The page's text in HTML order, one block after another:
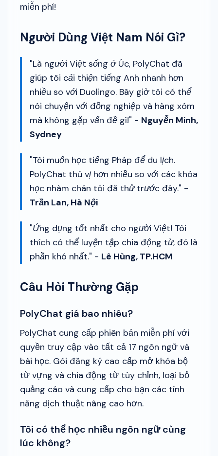
miễn phí!
Người Dùng Việt Nam Nói Gì?
"Là người Việt sống ở Úc, PolyChat đã
giúp tôi cải thiện tiếng Anh nhanh hơn
nhiều so với Duolingo. Bây giờ tôi có thể
nói chuyện với đồng nghiệp và hàng xóm
mà không gặp vấn đề gì!" - Nguyễn Minh,
Sydney
"Tôi muốn học tiếng Pháp để du lịch.
PolyChat thú vị hơn nhiều so với các khóa
học nhàm chán tôi đã thử trước đây." -
Trần Lan, Hà Nội
"Ứng dụng tốt nhất cho người Việt! Tôi
thích có thể luyện tập chia động từ, đó là
phần khó nhất." - Lê Hùng, TP.HCM
Câu Hỏi Thường Gặp
PolyChat giá bao nhiêu?
PolyChat cung cấp phiên bản miễn phí với
quyền truy cập vào tất cả 17 ngôn ngữ và
bài học. Gói đăng ký cao cấp mở khóa bộ
từ vựng và chia động từ tùy chỉnh, loại bỏ
quảng cáo và cung cấp cho bạn các tính
năng dịch thuật nâng cao hơn.
Tôi có thể học nhiều ngôn ngữ cùng
lúc không?